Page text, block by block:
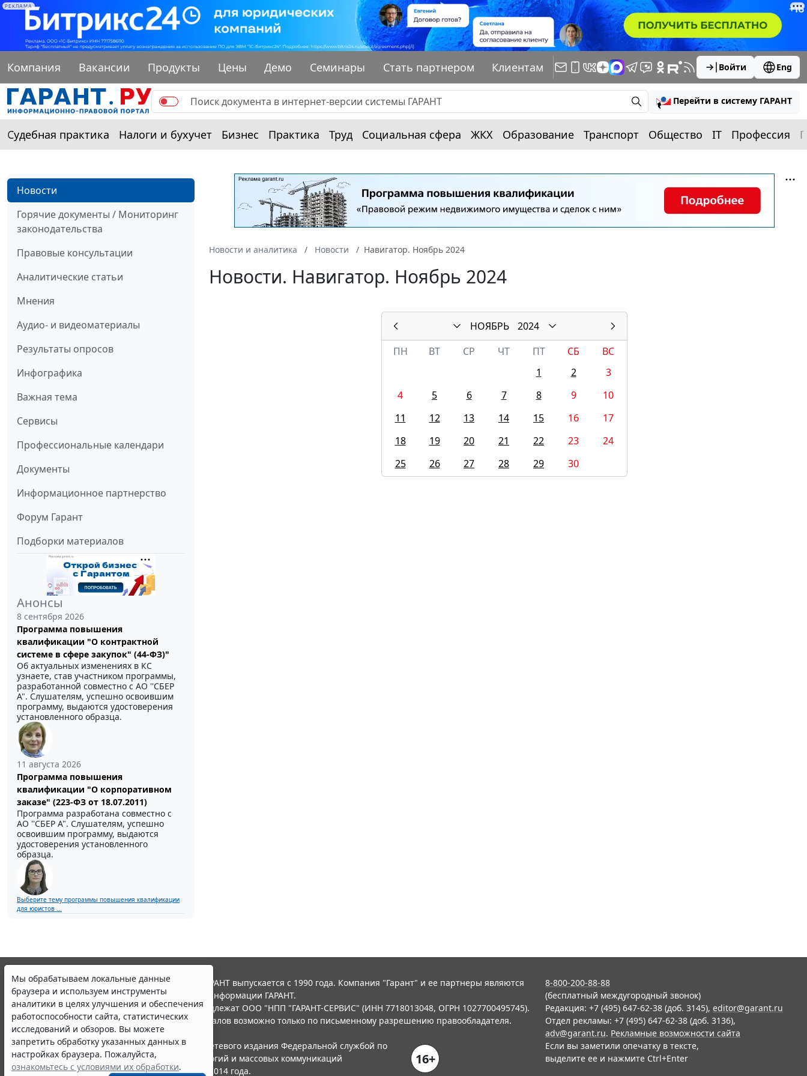
РЕКЛАМА
Компания Вакансии Продукты Цены Демо Семинары Стать партнером Клиентам Войти Eng
Перейти в систему ГАРАНТ
Судебная практика Налоги и бухучет Бизнес Практика Труд Социальная сфера ЖКХ Образование Транспорт Общество IT Профессия
Новости
Горячие документы / Мониторинг
законодательства
Правовые консультации
Аналитические статьи
Мнения
Аудио- и видеоматериалы
Результаты опросов
Инфографика
Важная тема
Сервисы
Профессиональные календари
Документы
Информационное партнерство
Форум Гарант
Подборки материалов
Анонсы
8 сентября 2026
Программа повышения
квалификации "О контрактной
системе в сфере закупок" (44-ФЗ)"
Об актуальных изменениях в КС
узнаете, став участником программы,
разработанной совместно с АО ''СБЕР
А". Слушателям, успешно освоившим
программу, выдаются удостоверения
установленного образца.
11 августа 2026
Программа повышения
квалификации "О корпоративном
заказе" (223-ФЗ от 18.07.2011)
Программа разработана совместно с
АО ''СБЕР А". Слушателям, успешно
освоившим программу, выдаются
удостоверения установленного
образца.
Выберите тему программы повышения квалификации
для юристов ...
Новости и аналитика Новости Навигатор. Ноябрь 2024
Новости. Навигатор. Ноябрь 2024
НОЯБРЬ
2024
ПН
ВТ СР ЧТ ПТ СБ
ВС
1
2
3
4
5 6 7 8 9
10
11
12 13 14 15 16
17
18
19 20 21 22 23
24
25
26 27 28 29 30
Мы обрабатываем локальные данные
браузера и используем инструменты
аналитики в целях улучшения и обеспечения
работоспособности сайта, статистических
исследований и обзоров. Вы можете
запретить обработку указанных данных в
настройках браузера. Пожалуйста,
ознакомьтесь с условиями их обработки.
© ООО "НПП "ГАРАНТ-СЕРВИС", 2026. Система ГАРАНТ выпускается с 1990 года. Компания "Гарант" и ее партнеры являются
участниками Российской ассоциации правовой информации ГАРАНТ.
Все права на материалы сайта ГАРАНТ.РУ принадлежат ООО "НПП "ГАРАНТ-СЕРВИС" (ИНН 7718013048, ОГРН 1027700495745).
Полное или частичное воспроизведение материалов возможно только по письменному разрешению правообладателя.
Правила использования портала.
Портал ГАРАНТ.РУ зарегистрирован в качестве сетевого издания Федеральной службой по
надзору в сфере связи,информационных технологий и массовых коммуникаций
(Роскомнадзором), Эл № ФС77-58365 от 18 июня 2014 года.
16+
8-800-200-88-88
(бесплатный междугородный звонок)
Редакция: +7 (495) 647-62-38 (доб. 3145), editor@garant.ru
Отдел рекламы: +7 (495) 647-62-38 (доб. 3136),
adv@garant.ru. Рекламные возможности сайта
Если вы заметили опечатку в тексте,
выделите ее и нажмите Ctrl+Enter